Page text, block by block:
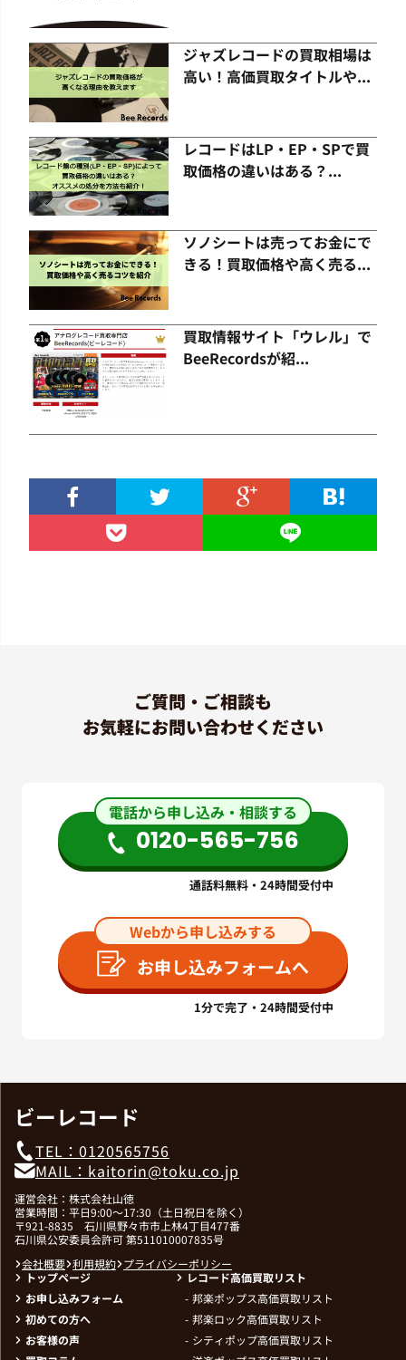
ジャズレコードの買取相場は
高い！高価買取タイトルや...
レコードはLP・EP・SPで買
取価格の違いはある？...
ソノシートは売ってお金にで
きる！買取価格や高く売る...
買取情報サイト「ウレル」で
BeeRecordsが紹...
ご質問・ご相談も
お気軽にお問い合わせください
電話から申し込み・相談する
0120-565-756
通話料無料・24時間受付中
Webから申し込みする
お申し込みフォームへ
1分で完了・24時間受付中
ビーレコード
TEL：0120565756
MAIL：kaitorin@toku.co.jp
運営会社：株式会社山徳
営業時間：平日9:00～17:30（土日祝日を除く）
〒921-8835 石川県野々市市上林4丁目477番
石川県公安委員会許可 第511010007835号
会社概要 利用規約 プライバシーポリシー
トップページ
お申し込みフォーム
初めての方へ
お客様の声
レコード高価買取リスト
邦楽ポップス高価買取リスト
邦楽ロック高価買取リスト
シティポップ高価買取リスト